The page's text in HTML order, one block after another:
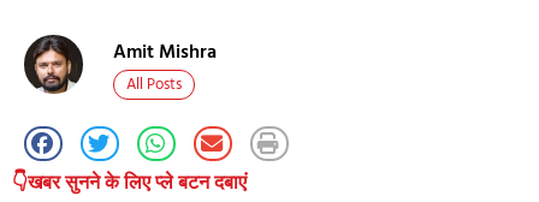
Amit Mishra
All Posts
👇खबर सुनने के लिए प्ले बटन दबाएं